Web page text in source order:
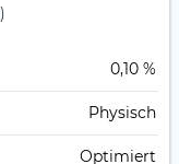
0,10 %
Physisch
Optimiert